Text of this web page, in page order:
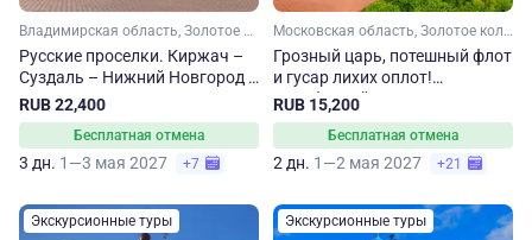
Владимирская область, Золотое кольцо, Малое Золотое кольцо, Нижегородская область
Русские проселки. Киржач –
Суздаль – Нижний Новгород –
Гороховец – Владимир
RUB 22,400
Бесплатная отмена
3 дн. 1—3 мая 2027 +7
Московская область, Золотое кольцо, Малое Золотое кольцо, Ярославская область, Владимирская область
Грозный царь, потешный флот
и гусар лихих оплот!
Автобусный тур по Золотому
кольцу
RUB 15,200
Бесплатная отмена
2 дн. 1—2 мая 2027 +21
Экскурсионные туры Экскурсионные туры